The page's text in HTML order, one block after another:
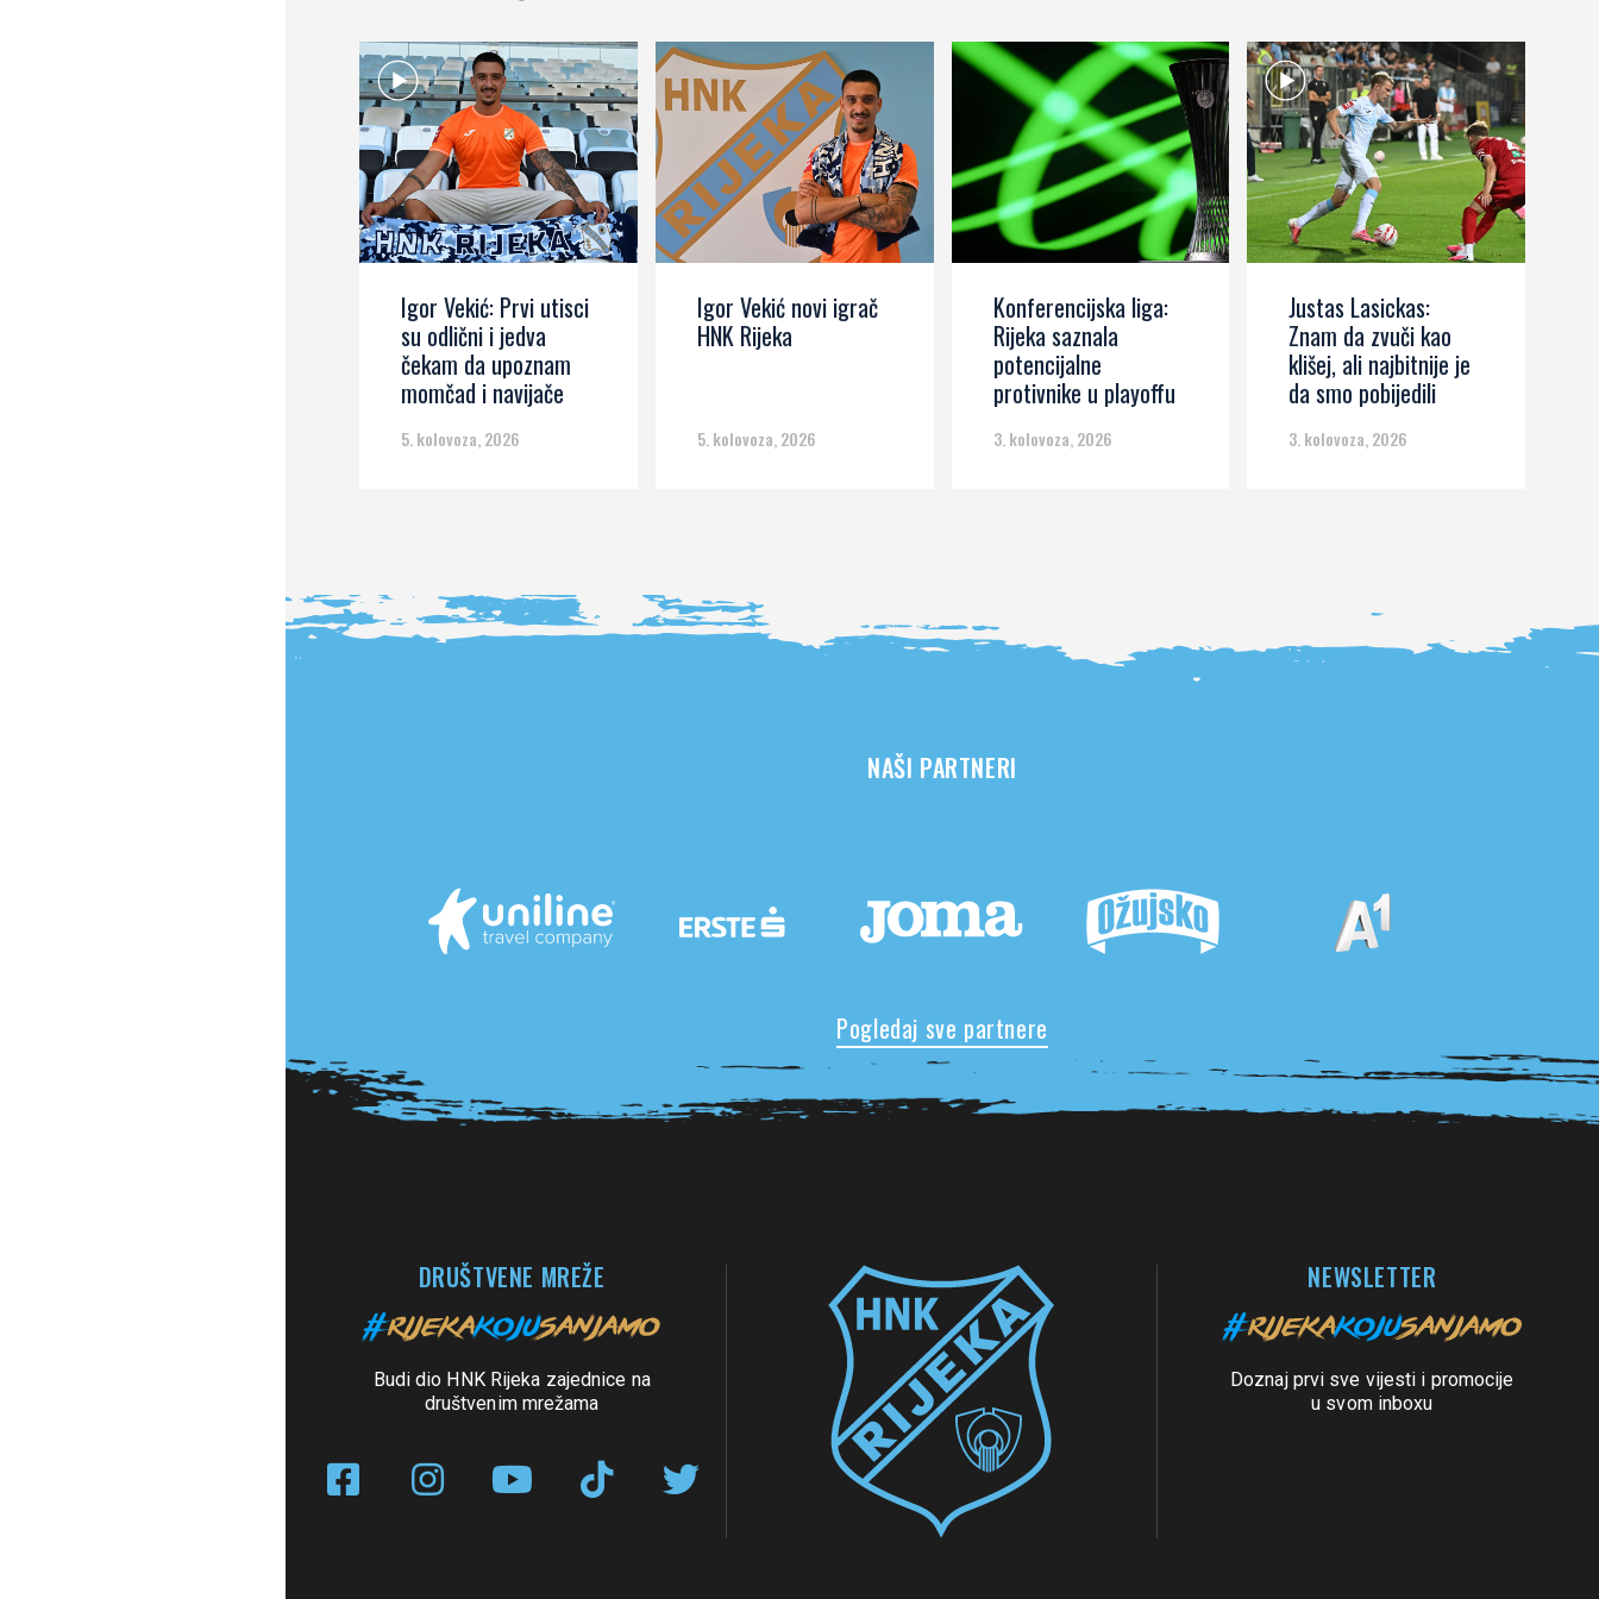
Igor Vekić: Prvi utisci
su odlični i jedva
čekam da upoznam
momčad i navijače
5. kolovoza, 2026
Igor Vekić novi igrač
HNK Rijeka
5. kolovoza, 2026
Konferencijska liga:
Rijeka saznala
potencijalne
protivnike u playoffu
3. kolovoza, 2026
Justas Lasickas:
Znam da zvuči kao
klišej, ali najbitnije je
da smo pobijedili
3. kolovoza, 2026
NAŠI PARTNERI
Pogledaj sve partnere
DRUŠTVENE MREŽE
Budi dio HNK Rijeka zajednice na
društvenim mrežama
NEWSLETTER
Doznaj prvi sve vijesti i promocije
u svom inboxu